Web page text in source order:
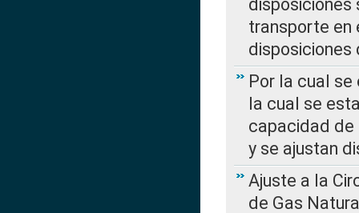
disposiciones
transporte en
disposiciones
Por la cual se
la cual se
capacidad de
y se ajustan
Ajuste a la
de Gas